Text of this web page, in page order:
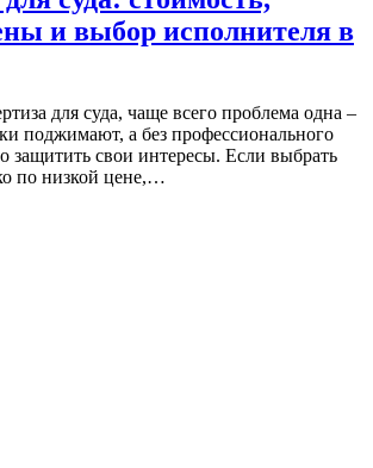
и выбор исполнителя в
для суда, чаще всего проблема одна –
поджимают, а без профессионального
защитить свои интересы. Если выбрать
по низкой цене,…